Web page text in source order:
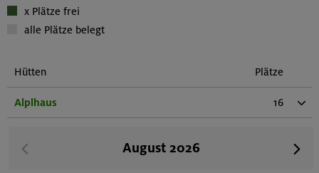
x Plätze frei
alle Plätze belegt
Hütten Plätze
August 2026
Alplhaus 16